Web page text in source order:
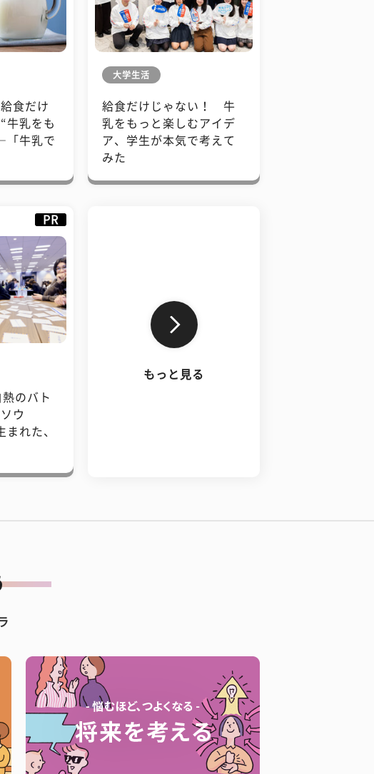
食だけ
牛乳をも
「牛乳で
大学生活
給食だけじゃない！ 牛
乳をもっと楽しむアイデ
ア、学生が本気で考えて
みた
PR
のバト
ウ
まれた、
もっと見る